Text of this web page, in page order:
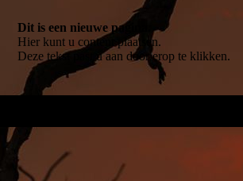
Dit is een nieuwe pagina.
Hier kunt u content plaatsen.
Deze tekst past u aan door erop te klikken.